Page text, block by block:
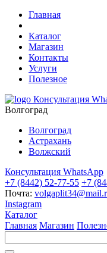
Главная
Каталог
Магазин
Контакты
Услуги
Полезное
Консультация
Волгоград
Волгоград
Астрахань
Волжский
Консультация WhatsApp
+7 (8442) 52-77-55 +7
Почта:
Instagram
Каталог
Главная Магазин